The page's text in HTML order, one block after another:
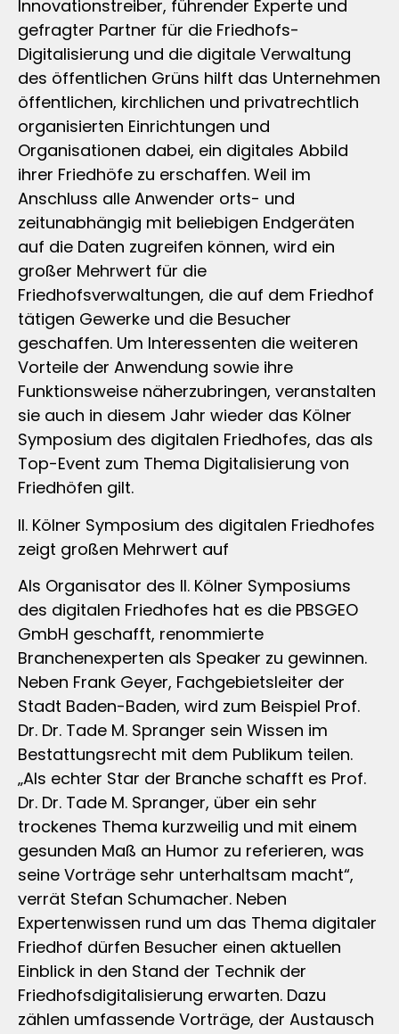
Innovationstreiber, führender Experte und
gefragter Partner für die Friedhofs-
Digitalisierung und die digitale Verwaltung
des öffentlichen Grüns hilft das Unternehmen
öffentlichen, kirchlichen und privatrechtlich
organisierten Einrichtungen und
Organisationen dabei, ein digitales Abbild
ihrer Friedhöfe zu erschaffen. Weil im
Anschluss alle Anwender orts- und
zeitunabhängig mit beliebigen Endgeräten
auf die Daten zugreifen können, wird ein
großer Mehrwert für die
Friedhofsverwaltungen, die auf dem Friedhof
tätigen Gewerke und die Besucher
geschaffen. Um Interessenten die weiteren
Vorteile der Anwendung sowie ihre
Funktionsweise näherzubringen, veranstalten
sie auch in diesem Jahr wieder das Kölner
Symposium des digitalen Friedhofes, das als
Top-Event zum Thema Digitalisierung von
Friedhöfen gilt.
II. Kölner Symposium des digitalen Friedhofes
zeigt großen Mehrwert auf
Als Organisator des II. Kölner Symposiums
des digitalen Friedhofes hat es die PBSGEO
GmbH geschafft, renommierte
Branchenexperten als Speaker zu gewinnen.
Neben Frank Geyer, Fachgebietsleiter der
Stadt Baden-Baden, wird zum Beispiel Prof.
Dr. Dr. Tade M. Spranger sein Wissen im
Bestattungsrecht mit dem Publikum teilen.
„Als echter Star der Branche schafft es Prof.
Dr. Dr. Tade M. Spranger, über ein sehr
trockenes Thema kurzweilig und mit einem
gesunden Maß an Humor zu referieren, was
seine Vorträge sehr unterhaltsam macht“,
verrät Stefan Schumacher. Neben
Expertenwissen rund um das Thema digitaler
Friedhof dürfen Besucher einen aktuellen
Einblick in den Stand der Technik der
Friedhofsdigitalisierung erwarten. Dazu
zählen umfassende Vorträge, der Austausch